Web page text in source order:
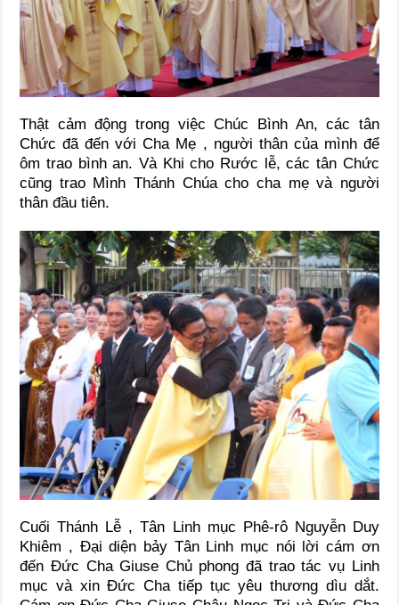
Thật cảm động trong việc Chúc Bình An, các tân
Chức đã đến với Cha Mẹ , người thân của mình để
ôm trao bình an. Và Khi cho Rước lễ, các tân Chức
cũng trao Mình Thánh Chúa cho cha mẹ và người
thân đầu tiên.
Cuối Thánh Lễ , Tân Linh mục Phê-rô Nguyễn Duy
Khiêm , Đại diện bảy Tân Linh mục nói lời cám ơn
đến Đức Cha Giuse Chủ phong đã trao tác vụ Linh
mục và xin Đức Cha tiếp tục yêu thương dìu dắt.